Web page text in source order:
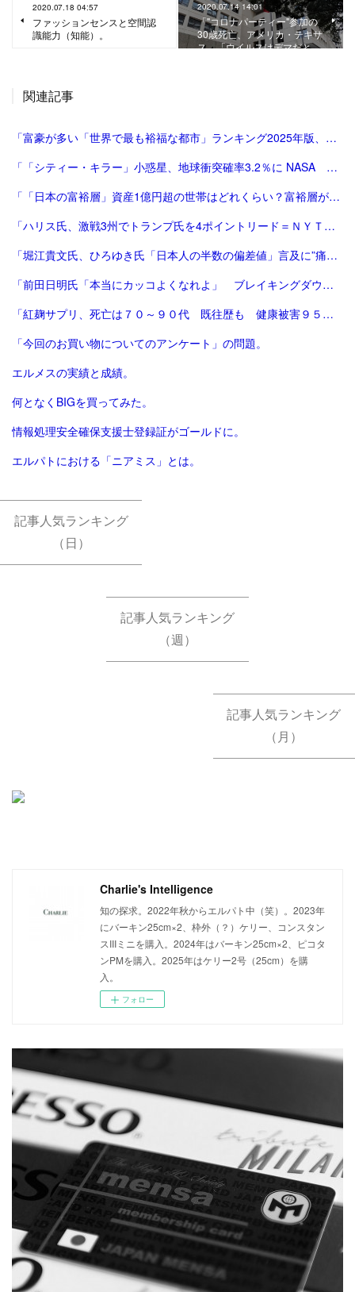
2020.07.18 04:57
ファッションセンスと空間認
識能力（知能）。
2020.07.14 14:01
「"コロナパーティー"参加の
30歳死亡、アメリカ・テキサ
ス。「ウイルスはデマだと.…
関連記事
「富豪が多い「世界で最も裕福な都市」ランキング2025年版、東京が2年連続3位 | Forbes JAPAN 公式サイト（フォーブス ジャパン）」
「「シティー・キラー」小惑星、地球衝突確率3.2％に NASA 写真1枚 国際ニュース：AFPBB News」
「「日本の富裕層」資産1億円超の世帯はどれくらい？富裕層が増える理由や年収1500万円以上の人の特徴も解説 富裕層が増え続ける背景には何がある？世帯年収1500万円以上「インカムリッチ」の特徴 | 」
「ハリス氏、激戦3州でトランプ氏を4ポイントリード＝ＮＹＴ調査 | ロイター」
「堀江貴文氏、ひろゆき氏「日本人の半数の偏差値」言及に”痛烈解説”「適切でないというか馬鹿」 - 芸能 : 日刊スポーツ」
「前田日明氏「本当にカッコよくなれよ」 ブレイキングダウンオーディションに登場！選手たちに愛のある言葉― スポニチ Sponichi Annex 格闘技」
「紅麹サプリ、死亡は７０～９０代 既往歴も 健康被害９５人の症例も公表 - 産経ニュース」
「今回のお買い物についてのアンケート」の問題。
エルメスの実績と成績。
何となくBIGを買ってみた。
情報処理安全確保支援士登録証がゴールドに。
エルパトにおける「ニアミス」とは。
記事人気ランキング
（日）
記事人気ランキング
（週）
記事人気ランキング
（月）
Charlie's Intelligence
知の探求。2022年秋からエルパト中（笑）。2023年
にバーキン25cm×2、枠外（？）ケリー、コンスタン
スIIIミニを購入。2024年はバーキン25cm×2、ピコタ
ンPMを購入。2025年はケリー2号（25cm）を購
入。
フォロー